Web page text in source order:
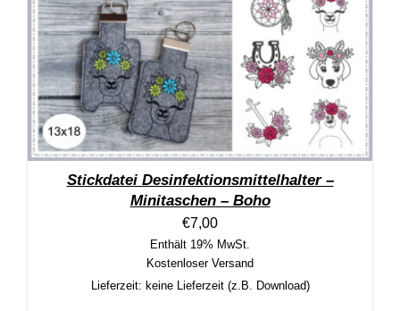
Stickdatei Desinfektionsmittelhalter –
Minitaschen – Boho
€7,00
Enthält 19% MwSt.
Kostenloser Versand
Lieferzeit: keine Lieferzeit (z.B. Download)